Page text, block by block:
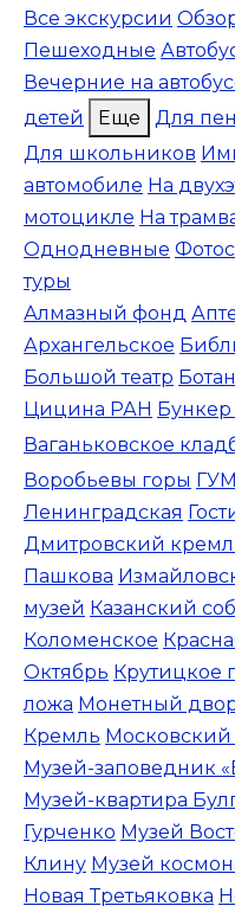
Все экскурсии
Пешеходные
Вечерние на
детей
Еще Для
Для школьников
автомобиле На
мотоцикле На
Однодневные
туры
Алмазный фонд
Архангельское
Большой театр
Цицина РАН Бункер
Ваганьковское
Воробьевы горы ГУМ
Ленинградская
Дмитровский
Пашкова
музей Казанский
Коломенское
Октябрь Крутицкое
ложа Монетный
Кремль Московский
Музей-заповедник
Музей-квартира
Гурченко Музей
Клину Музей
Новая Третьяковка